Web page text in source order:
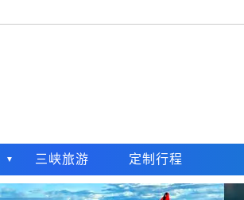
三峡旅游 定制行程